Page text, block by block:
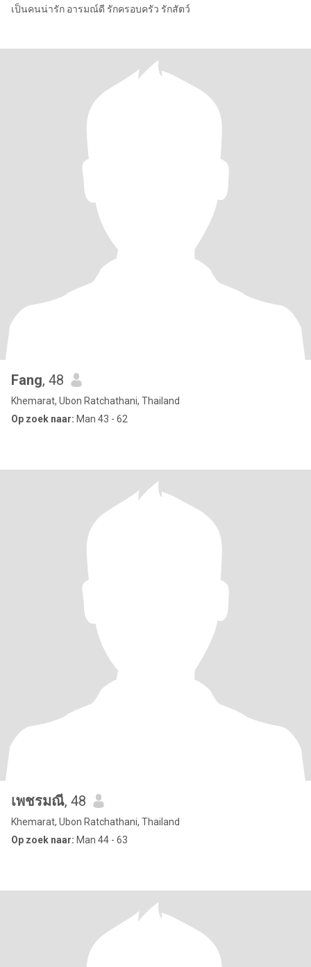
เป็นคนน่ารัก อารมณ์ดี รักครอบครัว รักสัตว์
Fang, 48
Khemarat, Ubon Ratchathani, Thailand
Op zoek naar: Man 43 - 62
เพชรมณี, 48
Khemarat, Ubon Ratchathani, Thailand
Op zoek naar: Man 44 - 63